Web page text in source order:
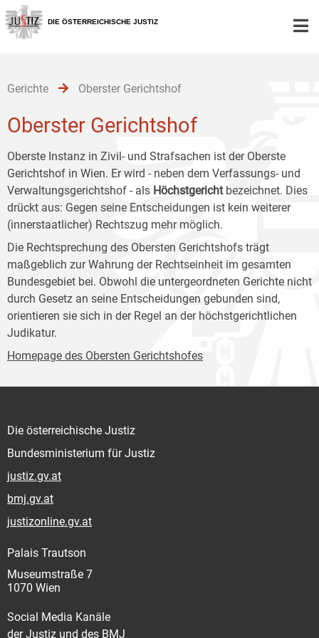
Zur
Hauptnavigation
[1]
Zum
Inhalt
[2]
Zum
Untermenü
[3]
DIE ÖSTERREICHISCHE JUSTIZ
Gerichte Oberster Gerichtshof
Oberster Gerichtshof
Oberste Instanz in Zivil- und Strafsachen ist der Oberste
Gerichtshof in Wien. Er wird - neben dem Verfassungs- und
Verwaltungsgerichtshof - als Höchstgerichtbezeichnet. Dies
drückt aus: Gegen seine Entscheidungen ist kein weiterer
(innerstaatlicher) Rechtszug mehr möglich.
Die Rechtsprechung des Obersten Gerichtshofs trägt
maßgeblich zur Wahrung der Rechtseinheit im gesamten
Bundesgebiet bei. Obwohl die untergeordneten Gerichte nicht
durch Gesetz an seine Entscheidungen gebunden sind,
orientieren sie sich in der Regel an der höchstgerichtlichen
Judikatur.
Homepage des Obersten Gerichtshofes
Die österreichische Justiz
Bundesministerium für Justiz
justiz.gv.at
bmj.gv.at
justizonline.gv.at
Palais Trautson
Museumstraße 7
1070 Wien
Social Media Kanäle
der Justiz und des BMJ